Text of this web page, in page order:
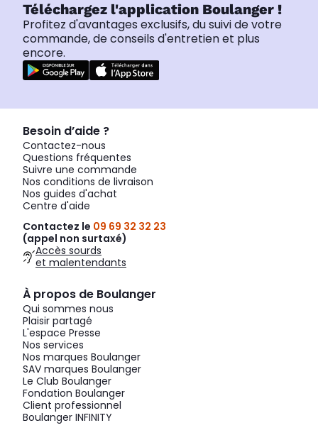
Téléchargez l'application Boulanger !
Profitez d'avantages exclusifs, du suivi de votre
commande, de conseils d'entretien et plus
encore.
Besoin d’aide ?
Contactez-nous
Questions fréquentes
Suivre une commande
Nos conditions de livraison
Nos guides d'achat
Centre d'aide
Contactez le 09 69 32 32 23
(appel non surtaxé)
Accès sourds
et malentendants
À propos de Boulanger
Qui sommes nous
Plaisir partagé
L'espace Presse
Nos services
Nos marques Boulanger
SAV marques Boulanger
Le Club Boulanger
Fondation Boulanger
Client professionnel
Boulanger INFINITY